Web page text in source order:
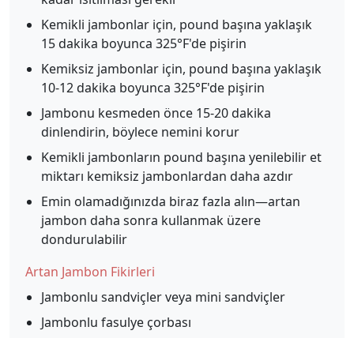
Kemikli jambonlar için, pound başına yaklaşık
15 dakika boyunca 325°F'de pişirin
Kemiksiz jambonlar için, pound başına yaklaşık
10-12 dakika boyunca 325°F'de pişirin
Jambonu kesmeden önce 15-20 dakika
dinlendirin, böylece nemini korur
Kemikli jambonların pound başına yenilebilir et
miktarı kemiksiz jambonlardan daha azdır
Emin olamadığınızda biraz fazla alın—artan
jambon daha sonra kullanmak üzere
dondurulabilir
Artan Jambon Fikirleri
Jambonlu sandviçler veya mini sandviçler
Jambonlu fasulye çorbası